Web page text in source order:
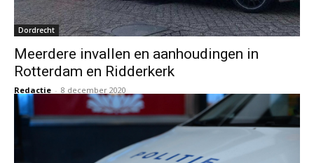
Dordrecht
Meerdere invallen en aanhoudingen in
Rotterdam en Ridderkerk
Redactie - 8 december 2020